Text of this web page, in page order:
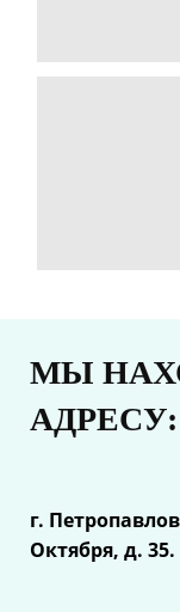
МЫ
АДРЕСУ:
г.
Октября, д.